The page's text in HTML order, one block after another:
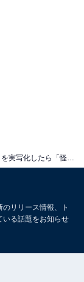
でドライ
戦が楽しみで
リリース情報、ト
いる話題をお知らせ